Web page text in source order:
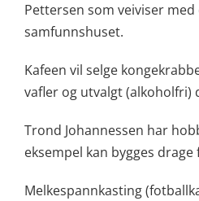
Pettersen som veiviser
samfunnshuset.
Kafeen vil selge
vafler og utvalgt (alkoholfri)
Trond Johannessen har
eksempel kan bygges drage
Melkespannkasting